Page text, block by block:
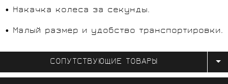
• Накачка колеса за секунды.
• Малый размер и удобство транспортировки.
СОПУТСТВУЮЩИЕ ТОВАРЫ